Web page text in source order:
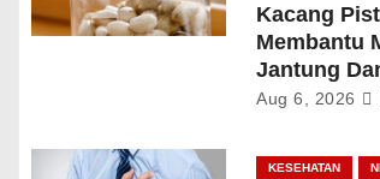
Kacang
Membantu
Jantung
Aug 6, 2026
KESEHATAN